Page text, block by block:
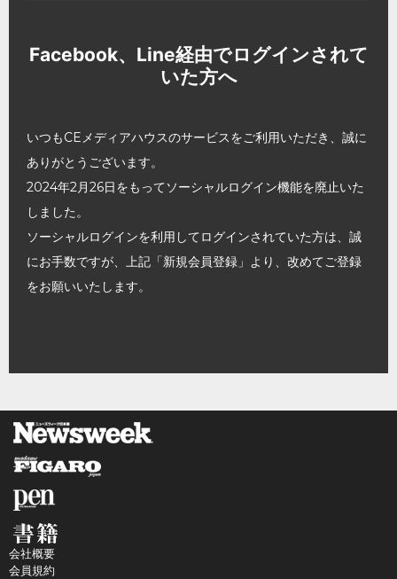
Facebook、Line経由でログインされて
いた方へ
いつもCEメディアハウスのサービスをご利用いただき、誠に
ありがとうございます。
2024年2月26日をもってソーシャルログイン機能を廃止いた
しました。
ソーシャルログインを利用してログインされていた方は、誠
にお手数ですが、上記「新規会員登録」より、改めてご登録
をお願いいたします。
会社概要
会員規約